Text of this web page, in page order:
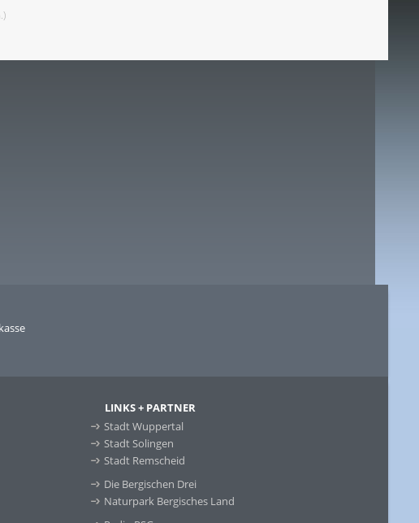
LINKS + PARTNER
Stadt Wuppertal
Stadt Solingen
Stadt Remscheid
Die Bergischen Drei
Naturpark Bergisches Land